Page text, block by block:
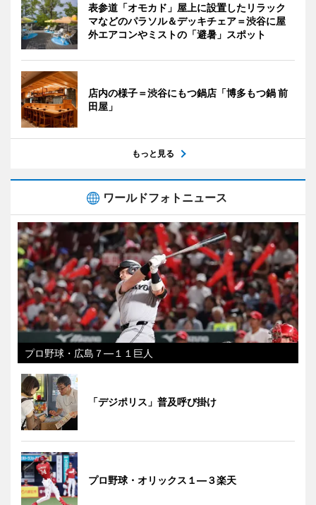
表参道「オモカド」屋上に設置したリラック
マなどのパラソル＆デッキチェア＝渋谷に屋
外エアコンやミストの「避暑」スポット
店内の様子＝渋谷にもつ鍋店「博多もつ鍋 前
田屋」
もっと見る
ワールドフォトニュース
プロ野球・広島７―１１巨人
「デジポリス」普及呼び掛け
プロ野球・オリックス１―３楽天